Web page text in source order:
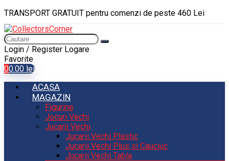
TRANSPORT GRATUIT pentru comenzi de peste 460 Lei
Login / Register Logare
Favorite
00.00 lei
ACASA
MAGAZIN
Figurine
Jocuri Vechi
Jucarii Vechi
Jucarii Vechi Plastic
Jucarii Vechi Plus si Cauciuc
Jucarii Vechi Tabla